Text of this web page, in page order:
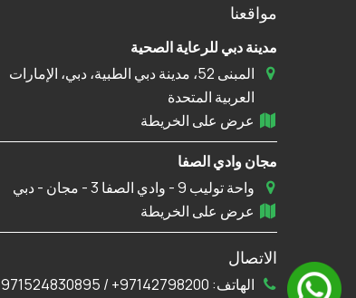
مواقعنا
مدينة دبي للرعاية الصحية
المبنى 52، مدينة دبي الطبية، دبي، الإمارات
العربية المتحدة
عرض على الخريطة
مجان وادي الصفا
واحة توليب 9 - وادي الصفا 3 - مجان - دبي
عرض على الخريطة
الاتصال
الهاتف: 97142798200+
/
971524830895+